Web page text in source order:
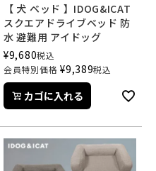
【 犬 ベッド 】IDOG&ICAT
スクエアドライブベッド 防
水 避難用 アイドッグ
¥9,680税込
会員特別価格 ¥9,389税込
カゴに入れる